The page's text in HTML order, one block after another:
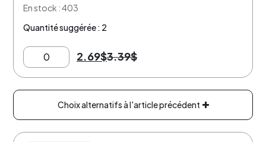
En stock : 403
Quantité suggérée : 2
2.69$3.39$
Choix alternatifs à l'article précédent